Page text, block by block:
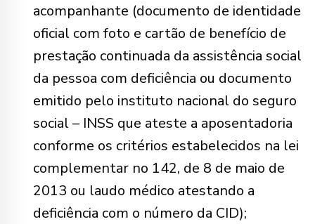
acompanhante (documento de identidade
oficial com foto e cartão de benefício de
prestação continuada da assistência social
da pessoa com deficiência ou documento
emitido pelo instituto nacional do seguro
social – INSS que ateste a aposentadoria
conforme os critérios estabelecidos na lei
complementar no 142, de 8 de maio de
2013 ou laudo médico atestando a
deficiência com o número da CID);